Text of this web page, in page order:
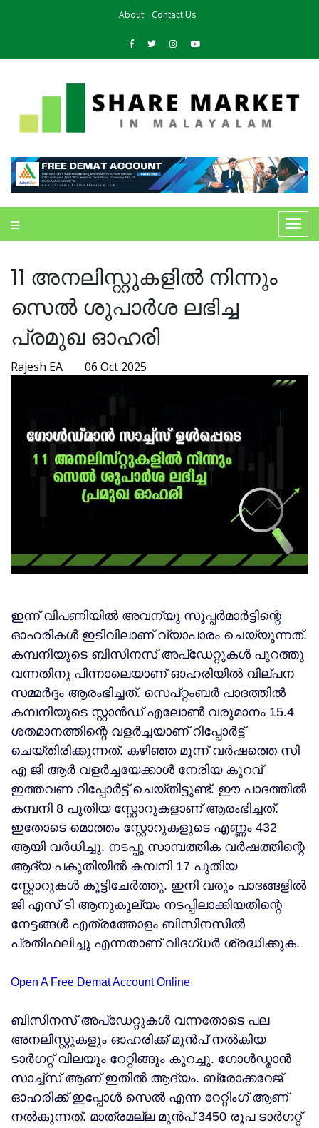
About Contact Us
11 അനലിസ്റ്റുകളിൽ നിന്നും
സെൽ ശുപാർശ ലഭിച്ച
പ്രമുഖ ഓഹരി
Rajesh EA 06 Oct 2025
ഇന്ന് വിപണിയിൽ അവന്യു സൂപ്പർമാർട്ടിന്റെ
ഓഹരികൾ ഇടിവിലാണ് വ്യാപാരം ചെയ്യുന്നത്.
കമ്പനിയുടെ ബിസിനസ് അപ്‌ഡേറ്റുകൾ പുറത്തു
വന്നതിനു പിന്നാലെയാണ് ഓഹരിയിൽ വില്പന
സമ്മർദ്ദം ആരംഭിച്ചത്. സെപ്റ്റംബർ പാദത്തിൽ
കമ്പനിയുടെ സ്റ്റാൻഡ് എലോൺ വരുമാനം 15.4
ശതമാനത്തിന്റെ വളർച്ചയാണ് റിപ്പോർട്ട്
ചെയ്തിരിക്കുന്നത്. കഴിഞ്ഞ മൂന്ന് വർഷത്തെ സി
എ ജി ആർ വളർച്ചയേക്കാൾ നേരിയ കുറവ്
ഇത്തവണ റിപ്പോർട്ട് ചെയ്തിട്ടുണ്ട്. ഈ പാദത്തിൽ
കമ്പനി 8 പുതിയ സ്റ്റോറുകളാണ് ആരംഭിച്ചത്.
ഇതോടെ മൊത്തം സ്റ്റോറുകളുടെ എണ്ണം 432
ആയി വർധിച്ചു. നടപ്പു സാമ്പത്തിക വർഷത്തിന്റെ
ആദ്യ പകുതിയിൽ കമ്പനി 17 പുതിയ
സ്റ്റോറുകൾ കൂട്ടിചേർത്തു. ഇനി വരും പാദങ്ങളിൽ
ജി എസ് ടി ആനുകൂല്യം നടപ്പിലാക്കിയതിന്റെ
നേട്ടങ്ങൾ എത്രത്തോളം ബിസിനസിൽ
പ്രതിഫലിച്ചു എന്നതാണ് വിദഗ്ധർ ശ്രദ്ധിക്കുക.
Open A Free Demat Account Online
ബിസിനസ് അപ്‌ഡേറ്റുകൾ വന്നതോടെ പല
അനലിസ്റ്റുകളും ഓഹരിക്ക് മുൻപ് നൽകിയ
ടാർഗറ്റ് വിലയും റേറ്റിങ്ങും കുറച്ചു. ഗോൾഡ്മാൻ
സാച്ച്സ് ആണ് ഇതിൽ ആദ്യം. ബ്രോക്കറേജ്
ഓഹരിക്ക് ഇപ്പോൾ സെൽ എന്ന റേറ്റിംഗ് ആണ്
നൽകുന്നത്. മാത്രമല്ല മുൻപ് 3450 രൂപ ടാർഗറ്റ്